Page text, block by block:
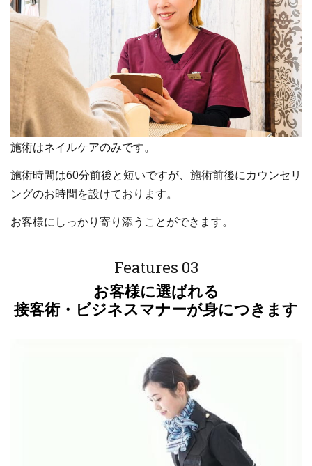
施術はネイルケアのみです。
施術時間は60分前後と短いですが、施術前後にカウンセリ
ングのお時間を設けております。
お客様にしっかり寄り添うことができます。
Features 03
お客様に選ばれる
接客術・ビジネスマナーが身につきます